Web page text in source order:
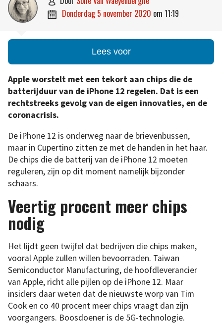
 donderdag 5 november 2020 om 11:19
Lees voor
Apple worstelt met een tekort aan chips die de
batterijduur van de iPhone 12 regelen. Dat is een
rechtstreeks gevolg van de eigen innovaties, en de
coronacrisis.
De iPhone 12 is onderweg naar de brievenbussen,
maar in Cupertino zitten ze met de handen in het haar.
De chips die de batterij van de iPhone 12 moeten
reguleren, zijn op dit moment namelijk bijzonder
schaars.
Veertig procent meer chips
nodig
Het lijdt geen twijfel dat bedrijven die chips maken,
vooral Apple zullen willen bevoorraden. Taiwan
Semiconductor Manufacturing, de hoofdleverancier
van Apple, richt alle pijlen op de iPhone 12. Maar
insiders daar weten dat de nieuwste worp van Tim
Cook en co 40 procent meer chips vraagt dan zijn
voorgangers. Boosdoener is de 5G-technologie.